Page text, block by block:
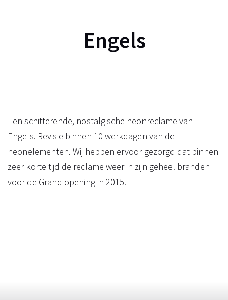
Engels
Een schitterende, nostalgische neonreclame van
Engels. Revisie binnen 10 werkdagen van de
neonelementen. Wij hebben ervoor gezorgd dat binnen
zeer korte tijd de reclame weer in zijn geheel branden
voor de Grand opening in 2015.